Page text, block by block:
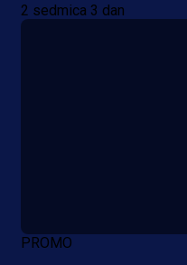
2 sedmica 3 dan
PROMO